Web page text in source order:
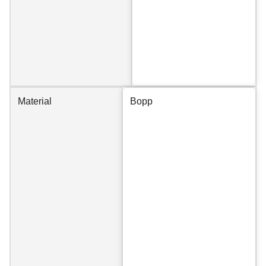
Material Bopp